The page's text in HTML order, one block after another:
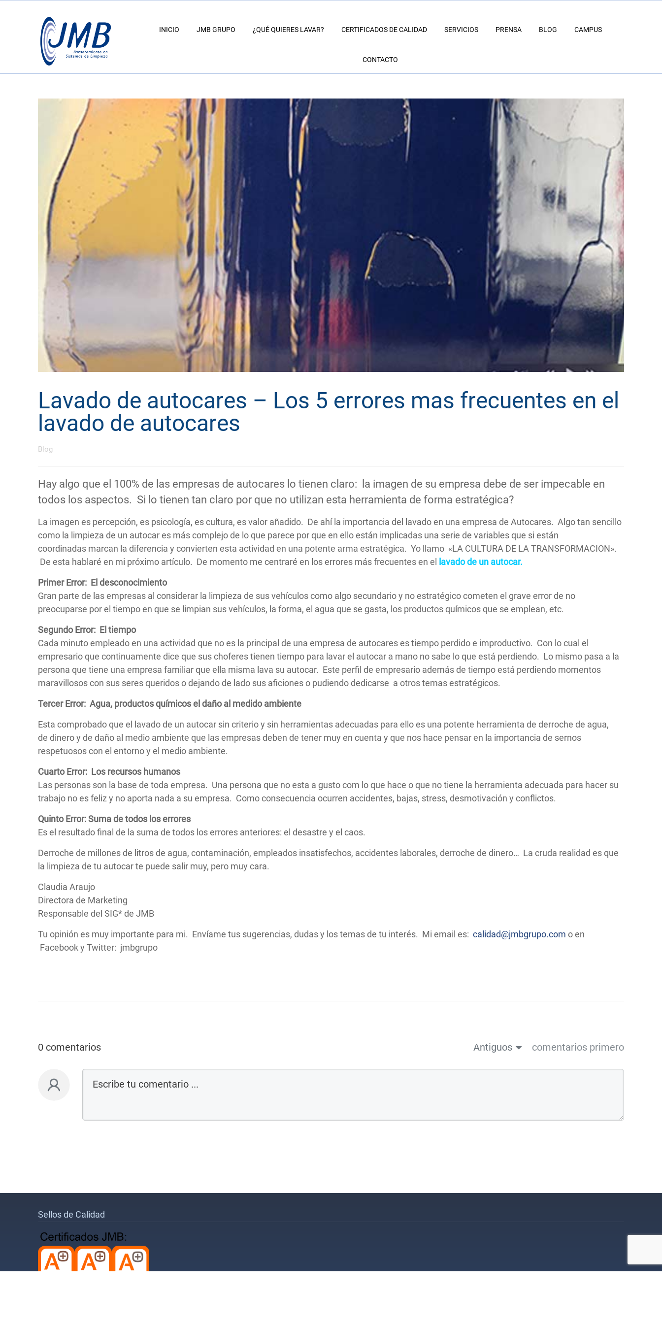
INICIO JMB GRUPO ¿QUÉ QUIERES LAVAR? CERTIFICADOS DE CALIDAD SERVICIOS PRENSA BLOG CAMPUS
CONTACTO
Lavado de autocares – Los 5 errores mas frecuentes en el
lavado de autocares
Blog
Hay algo que el 100% de las empresas de autocares lo tienen claro: la imagen de su empresa debe de ser impecable en
todos los aspectos. Si lo tienen tan claro por que no utilizan esta herramienta de forma estratégica?
La imagen es percepción, es psicología, es cultura, es valor añadido. De ahí la importancia del lavado en una empresa de Autocares. Algo tan sencillo
como la limpieza de un autocar es más complejo de lo que parece por que en ello están implicadas una serie de variables que si están
coordinadas marcan la diferencia y convierten esta actividad en una potente arma estratégica. Yo llamo «LA CULTURA DE LA TRANSFORMACION».
De esta hablaré en mi próximo artículo. De momento me centraré en los errores más frecuentes en el
lavado de un autocar.
Primer Error: El desconocimiento
Gran parte de las empresas al considerar la limpieza de sus vehículos como algo secundario y no estratégico cometen el grave error de no
preocuparse por el tiempo en que se limpian sus vehículos, la forma, el agua que se gasta, los productos químicos que se emplean, etc.
Segundo Error: El tiempo
Cada minuto empleado en una actividad que no es la principal de una empresa de autocares es tiempo perdido e improductivo. Con lo cual el
empresario que continuamente dice que sus choferes tienen tiempo para lavar el autocar a mano no sabe lo que está perdiendo. Lo mismo pasa a la
persona que tiene una empresa familiar que ella misma lava su autocar. Este perfil de empresario además de tiempo está perdiendo momentos
maravillosos con sus seres queridos o dejando de lado sus aficiones o pudiendo dedicarse a otros temas estratégicos.
Tercer Error: Agua, productos químicos e l daño al medido ambiente
Esta comprobado que el lavado de un autocar sin criterio y sin herramientas adecuadas para ello es una potente herramienta de derroche de agua,
de dinero y de daño al medio ambiente que las empresas deben de tener muy en cuenta y que nos hace pensar en la importancia de sernos
respetuosos con el entorno y el medio ambiente.
Cuarto Error: Los recursos humanos
Las personas son la base de toda empresa. Una persona que no esta a gusto com lo que hace o que no tiene la herramienta adecuada para hacer su
trabajo no es feliz y no aporta nada a su empresa. Como consecuencia ocurren accidentes, bajas, stress, desmotivación y conflictos.
Quinto Error: Suma de todos los errores
Es el resultado final de la suma de todos los errores anteriores: el desastre y el caos.
Derroche de millones de litros de agua, contaminación, empleados insatisfechos, accidentes laborales, derroche de dinero… La cruda realidad es que
la limpieza de tu autocar te puede salir muy, pero muy cara.
Claudia Araujo
Directora de Marketing
Responsable del SIG* de JMB
Tu opinión es muy importante para mi. Envíame tus sugerencias, dudas y los temas de tu interés. Mi email es: calidad@jmbgrupo.com o en
Facebook y Twitter: jmbgrupo
0 comentarios Antiguos comentarios primero
Sellos de Calidad